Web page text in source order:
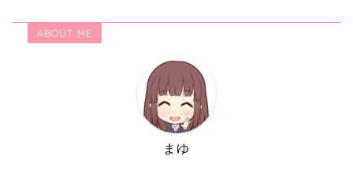
ABOUT ME
まゆ